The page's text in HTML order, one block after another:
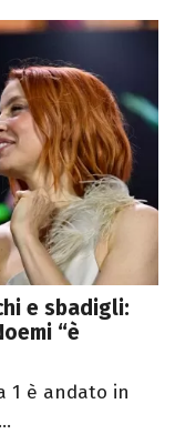
e sbadigli:
“è
1 è andato in